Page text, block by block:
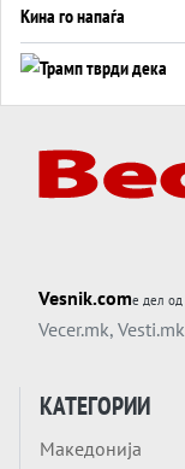
Vesnik.comе дел од
Vecer.mk, Vesti.mk
КАТЕГОРИИ
Македонија